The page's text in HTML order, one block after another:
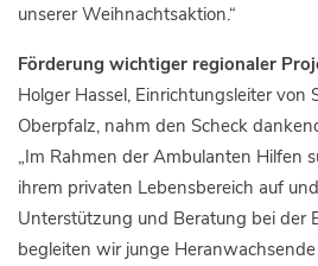
unserer Weihnachtsaktion.“
Förderung wichtiger regionaler
Holger Hassel, Einrichtungsleiter von
Oberpfalz, nahm den Scheck
„Im Rahmen der Ambulanten Hilfen
ihrem privaten Lebensbereich auf
Unterstützung und Beratung bei der
begleiten wir junge